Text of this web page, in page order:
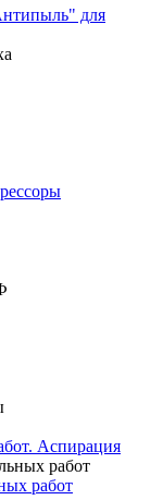
для
Аспирация
работ